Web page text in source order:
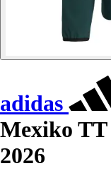
adidas
Mexiko TT
2026